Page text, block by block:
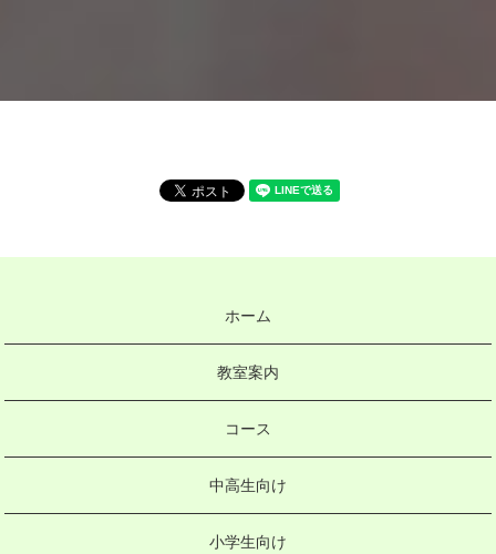
ホーム
教室案内
コース
中高生向け
小学生向け